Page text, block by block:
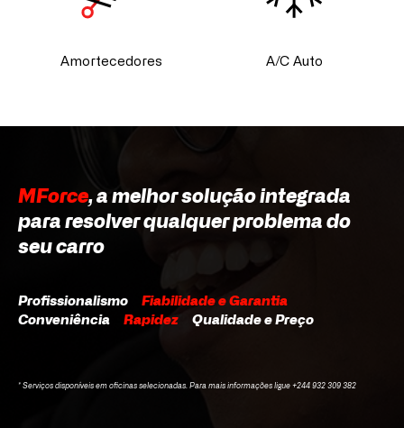
Amortecedores A/C Auto
MForce, a melhor solução integrada
para resolver qualquer problema do
seu carro
Profissionalismo Fiabilidade e Garantia
Conveniência Rapidez Qualidade e Preço
* Serviços disponíveis em oficinas selecionadas. Para mais informações ligue +244 932 309 382